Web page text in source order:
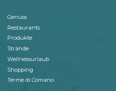
Genuss
Restaurants
Produkte
Strände
Wellnessurlaub
Shopping
Terme di Comano